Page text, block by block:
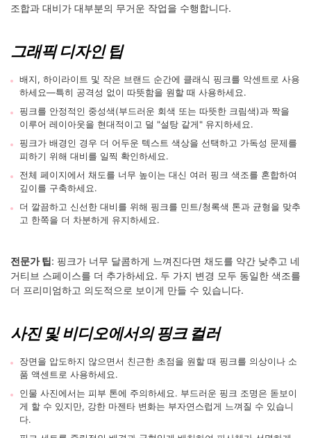
조합과 대비가 대부분의 무거운 작업을 수행합니다.
그래픽 디자인 팁
배지, 하이라이트 및 작은 브랜드 순간에 클래식 핑크를 악센트로 사용
하세요—특히 공격성 없이 따뜻함을 원할 때 사용하세요.
핑크를 안정적인 중성색(부드러운 회색 또는 따뜻한 크림색)과 짝을
이루어 레이아웃을 현대적이고 덜 "설탕 같게" 유지하세요.
핑크가 배경인 경우 더 어두운 텍스트 색상을 선택하고 가독성 문제를
피하기 위해 대비를 일찍 확인하세요.
전체 페이지에서 채도를 너무 높이는 대신 여러 핑크 색조를 혼합하여
깊이를 구축하세요.
더 깔끔하고 신선한 대비를 위해 핑크를 민트/청록색 톤과 균형을 맞추
고 한쪽을 더 차분하게 유지하세요.
전문가 팁: 핑크가 너무 달콤하게 느껴진다면 채도를 약간 낮추고 네
거티브 스페이스를 더 추가하세요. 두 가지 변경 모두 동일한 색조를
더 프리미엄하고 의도적으로 보이게 만들 수 있습니다.
사진 및 비디오에서의 핑크 컬러
장면을 압도하지 않으면서 친근한 초점을 원할 때 핑크를 의상이나 소
품 액센트로 사용하세요.
인물 사진에서는 피부 톤에 주의하세요. 부드러운 핑크 조명은 돋보이
게 할 수 있지만, 강한 마젠타 변화는 부자연스럽게 느껴질 수 있습니
다.